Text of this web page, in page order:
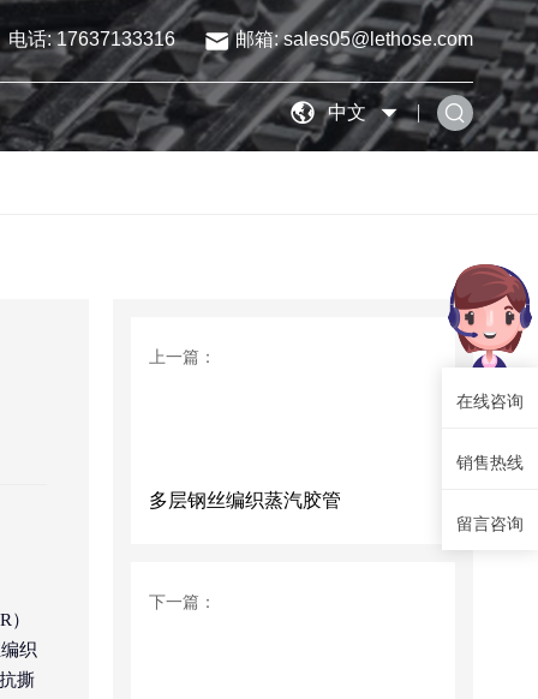
电话: 17637133316 邮箱: sales05@lethose.com
中文
在线咨询
销售热线
留言咨询
织
撕
上一篇：
多层钢丝编织蒸汽胶管
下一篇：